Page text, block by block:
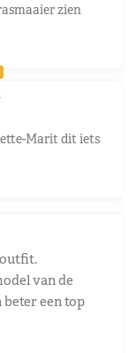
zien
Marit dit iets
van de
een top